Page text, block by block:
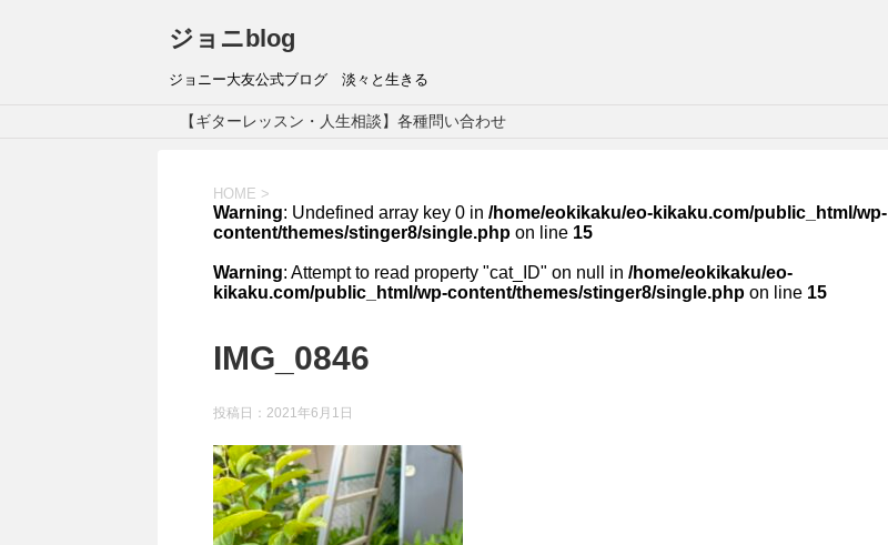
ジョニblog
ジョニー大友公式ブログ 淡々と生きる
【ギターレッスン・人生相談】各種問い合わせ
HOME >
Warning: Undefined array key 0 in /home/eokikaku/eo-kikaku.com/public_html/wp-
content/themes/stinger8/single.php on line 15
Warning: Attempt to read property "cat_ID" on null in /home/eokikaku/eo-
kikaku.com/public_html/wp-content/themes/stinger8/single.php on line 15
IMG_0846
投稿日： 2021年6月1日